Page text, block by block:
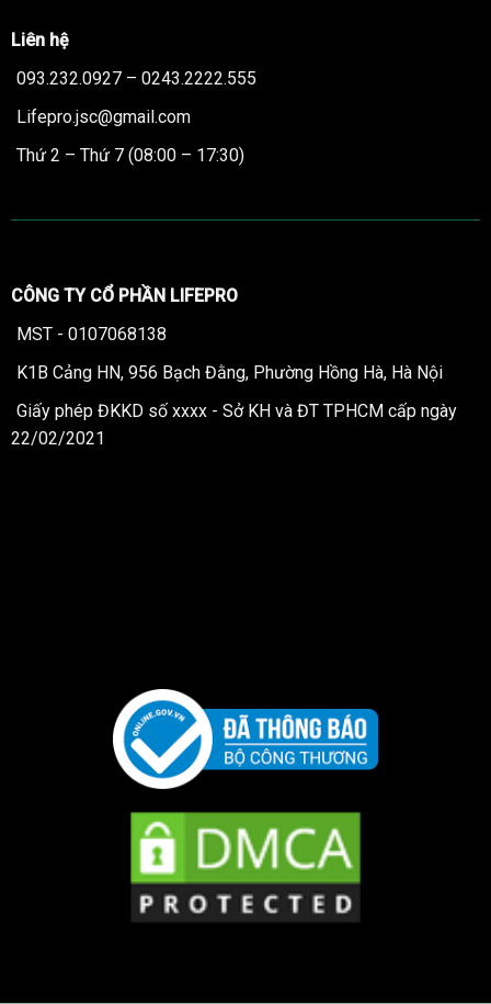
Liên hệ
093.232.0927 – 0243.2222.555
Lifepro.jsc@gmail.com
Thứ 2 – Thứ 7 (08:00 – 17:30)
CÔNG TY CỔ PHẦN LIFEPRO
MST - 0107068138
K1B Cảng HN, 956 Bạch Đằng, Phường Hồng Hà, Hà Nội
Giấy phép ĐKKD số xxxx - Sở KH và ĐT TPHCM cấp ngày
22/02/2021